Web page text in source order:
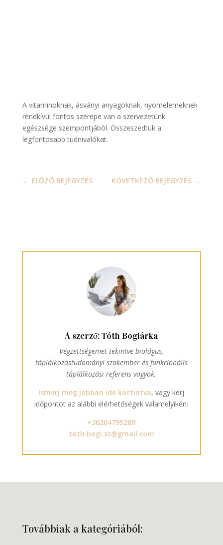
A vitaminoknak, ásványi anyagoknak, nyomelemeknek
rendkívül fontos szerepe van a szervezetünk
egészsége szempontjából. Összeszedtük a
legfontosabb tudnivalókat.
← ELŐZŐ BEJEGYZÉS KÖVETKEZŐ BEJEGYZÉS →
A szerző: Tóth Boglárka
Végzettségemet tekintve biológus,
táplálkozástudományi szakember és funkcionális
táplálkozási referens vagyok.
Ismerj meg jobban ide kattintva, vagy kérj
időpontot az alábbi elérhetőségek valamelyikén:
+36204795289
toth.bogi.st@gmail.com
Továbbiak a kategóriából: